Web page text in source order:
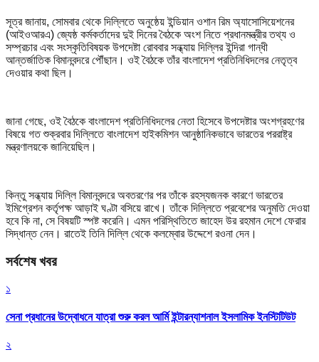
সূত্র জানায়, সোমবার থেকে দিল্লিতে অনুষ্ঠেয় ইন্ডিয়ান ওশান রিম অ্যাসোসিয়েশনের
(আইওআরএ) জ্যেষ্ঠ কর্মকর্তাদের দুই দিনের বৈঠকে অংশ নিতে প্রধানমন্ত্রীর তথ্য ও
সম্প্রচার এবং সংস্কৃতিবিষয়ক উপদেষ্টা রোববার সন্ধ্যায় দিল্লির ইন্দিরা গান্ধী
আন্তর্জাতিক বিমানবন্দরে পৌঁছান। ওই বৈঠকে তাঁর বাংলাদেশ প্রতিনিধিদলের নেতৃত্ব
দেওয়ার কথা ছিল।
জানা গেছে, ওই বৈঠকে বাংলাদেশ প্রতিনিধিদলের নেতা হিসেবে উপদেষ্টার অংশগ্রহণের
বিষয়ে গত শুক্রবার দিল্লিতে বাংলাদেশ হাইকমিশন আনুষ্ঠানিকভাবে ভারতের পররাষ্ট্র
মন্ত্রণালয়কে জানিয়েছিল।
কিন্তু সন্ধ্যায় দিল্লি বিমানবন্দরে অবতরণের পর তাঁকে রহস্যজনক কারণে ভারতের
ইমিগ্রেশন কর্তৃপক্ষ আড়াই ঘণ্টা বসিয়ে রাখে। তাঁকে দিল্লিতে প্রবেশের অনুমতি দেওয়া
হবে কি না, সে বিষয়টি স্পষ্ট করেনি। এমন পরিস্থিতিতে জাহেদ উর রহমান দেশে ফেরার
সিদ্ধান্ত নেন। রাতেই তিনি দিল্লি থেকে কলম্বোর উদ্দেশে রওনা দেন।
সর্বশেষ খবর
১
সেনা প্রধানের উদ্বোধনে যাত্রা শুরু করল আর্মি ইন্টারন্যাশনাল ইসলামিক ইনস্টিটিউট
২